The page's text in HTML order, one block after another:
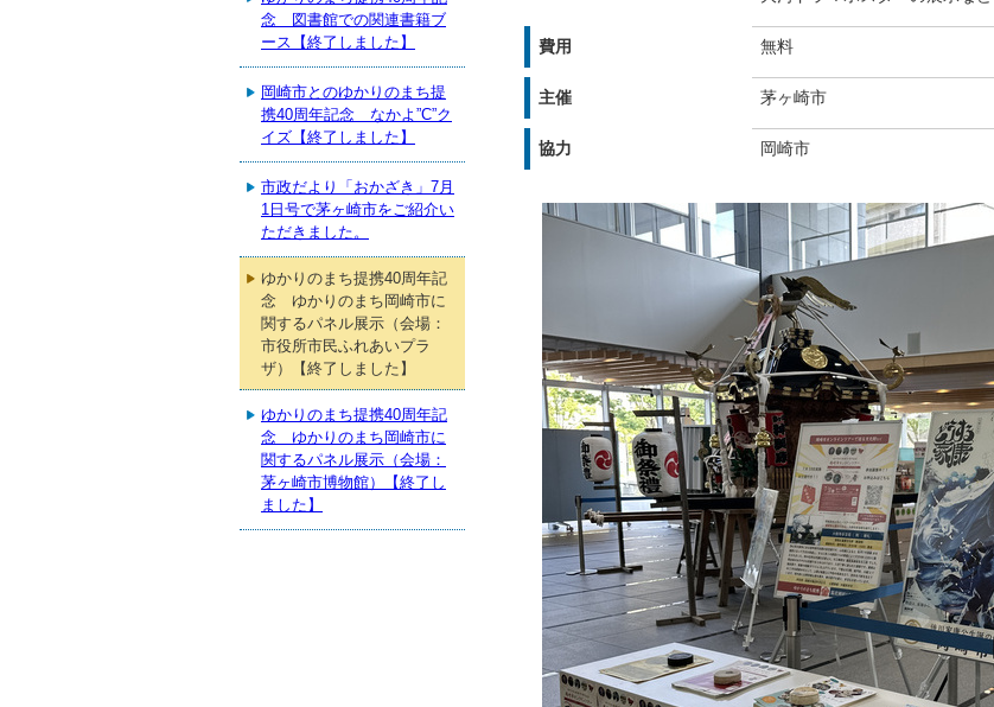
費用 無料
主催 茅ヶ崎市
協力 岡崎市
念 図書館での関連書籍ブ
ース【終了しました】
岡崎市とのゆかりのまち提
携40周年記念 なかよ”C”ク
イズ【終了しました】
市政だより「おかざき」7月
1日号で茅ヶ崎市をご紹介い
ただきました。
ゆかりのまち提携40周年記
念 ゆかりのまち岡崎市に
関するパネル展示（会場：
市役所市民ふれあいプラ
ザ）【終了しました】
ゆかりのまち提携40周年記
念 ゆかりのまち岡崎市に
関するパネル展示（会場：
茅ヶ崎市博物館）【終了し
ました】